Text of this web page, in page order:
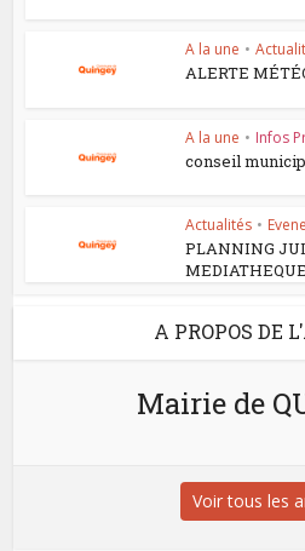
A la une •
ALERTE
A la une • Infos
conseil
Actualités •
PLANNING
MEDIATHEQUE
A PROPOS DE
Mairie de
Voir tous les